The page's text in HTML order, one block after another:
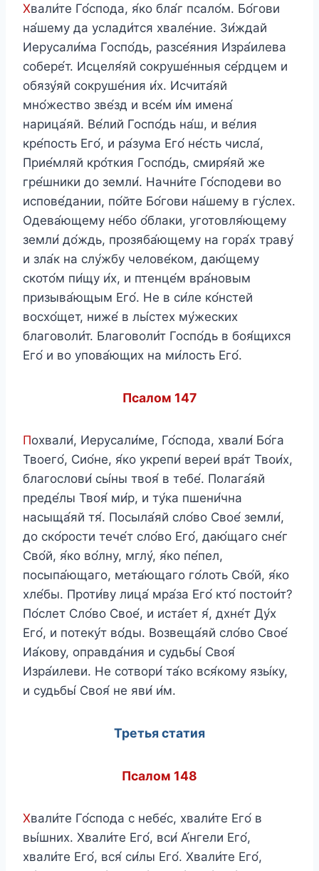
Хвали́те Го́спода, я́ко бла́г псало́м. Бо́гови
на́шему да услади́тся хвале́ние. Зи́ждай
Иерусали́ма Госпо́дь, разсе́яния Изра́илева
собере́т. Исцеля́яй сокруше́нныя се́рдцем и
обязу́яй сокруше́ния и́х. Исчита́яй
мно́жество зве́зд и все́м и́м имена́
нарица́яй. Ве́лий Госпо́дь на́ш, и ве́лия
кре́пость Его́, и ра́зума Его́ не́сть числа́,
Прие́мляй кро́ткия Госпо́дь, смиря́яй же
гре́шники до земли́. Начни́те Го́сподеви во
испове́дании, по́йте Бо́гови на́шему в гу́слех.
Одева́ющему не́бо о́блаки, уготовля́ющему
земли́ до́ждь, прозяба́ющему на гора́х траву́
и зла́к на слу́жбу челове́ком, даю́щему
ското́м пи́щу и́х, и птенце́м вра́новым
призыва́ющым Его́. Не в си́ле ко́нстей
восхо́щет, ниже́ в лы́стех му́жеских
благоволи́т. Благоволи́т Госпо́дь в боя́щихся
Его́ и во упова́ющих на ми́лость Его́.
Псалом 147
Похвали́, Иерусали́ме, Го́спода, хвали́ Бо́га
Твоего́, Сио́не, я́ко укрепи́ вереи́ вра́т Твои́х,
благослови́ сы́ны твоя́ в тебе́. Полага́яй
преде́лы Твоя́ ми́р, и ту́ка пшени́чна
насыща́яй тя́. Посыла́яй сло́во Свое́ земли́,
до ско́рости тече́т сло́во Его́, даю́щаго сне́г
Сво́й, я́ко во́лну, мглу́, я́ко пе́пел,
посыпа́ющаго, мета́ющаго го́лоть Сво́й, я́ко
хле́бы. Проти́ву лица́ мра́за Его́ кто́ постои́т?
По́слет Сло́во Свое́, и иста́ет я́, дхне́т Ду́х
Его́, и потеку́т во́ды. Возвеща́яй сло́во Свое́
Иа́кову, оправда́ния и судьбы́ Своя́
Изра́илеви. Не сотвори́ та́ко вся́кому язы́ку,
и судьбы́ Своя́ не яви́ и́м.
Третья статия
Псалом 148
Хвали́те Го́спода с небе́с, хвали́те Его́ в
вы́шних. Хвали́те Его́, вси́ А́нгели Его́,
хвали́те Его́, вся́ си́лы Его́. Хвали́те Его́,